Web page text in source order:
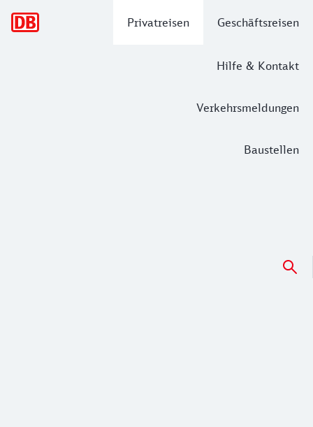
Privatreisen Geschäftsreisen
Hilfe & Kontakt
Verkehrsmeldungen
Baustellen